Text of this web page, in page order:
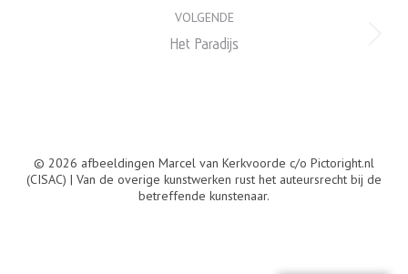
VOLGENDE
Volgend
Het Paradijs
© 2026 afbeeldingen Marcel van Kerkvoorde c/o Pictoright.nl
(CISAC) | Van de overige kunstwerken rust het auteursrecht bij de
betreffende kunstenaar.